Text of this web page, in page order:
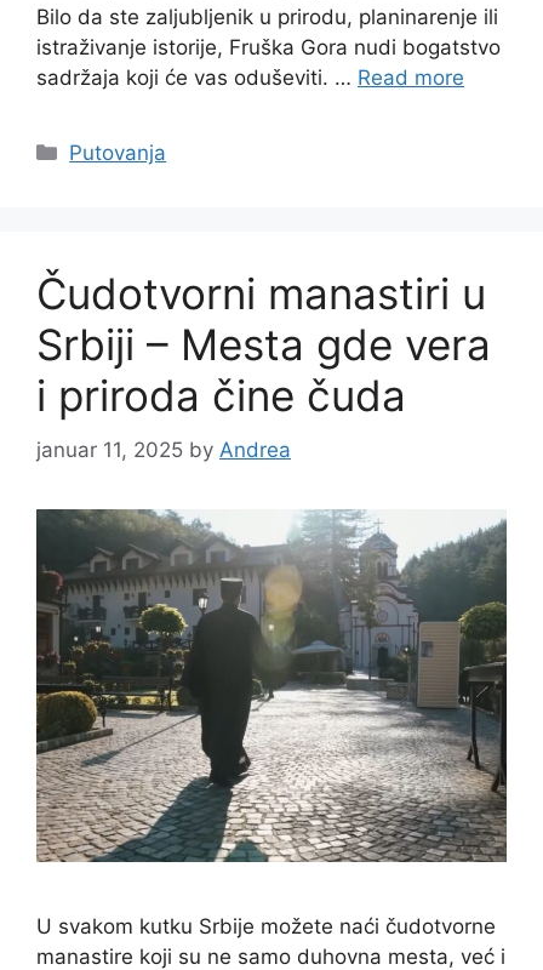
Bilo da ste zaljubljenik u prirodu, planinarenje ili
istraživanje istorije, Fruška Gora nudi bogatstvo
sadržaja koji će vas oduševiti. … Read more
Categories
Putovanja
Čudotvorni manastiri u
Srbiji – Mesta gde vera
i priroda čine čuda
januar 11, 2025 by Andrea
U svakom kutku Srbije možete naći čudotvorne
manastire koji su ne samo duhovna mesta, već i